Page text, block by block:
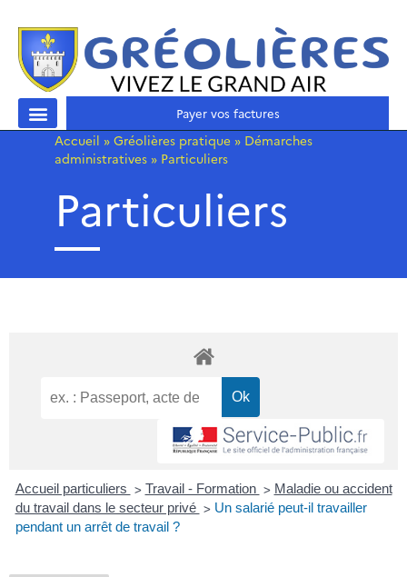
Payer vos factures
Accueil » Gréolières pratique » Démarches
administratives » Particuliers
Particuliers
Accueil particuliers > Travail - Formation > Maladie ou accident
du travail dans le secteur privé > Un salarié peut-il travailler
pendant un arrêt de travail ?